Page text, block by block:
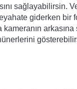
sağlayabilirsin.
giderken